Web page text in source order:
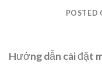
POSTED
Hướng dẫn cài đặt